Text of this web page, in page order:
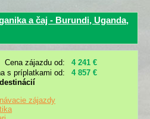
a čaj - Burundi, Uganda,
Cena zájazdu od:
4 241 €
s príplatkami od:
4 857 €
zájazdy